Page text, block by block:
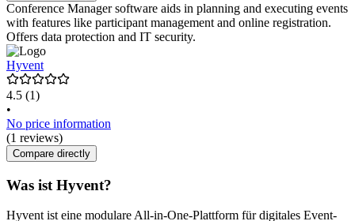
Conference Manager software aids in planning and executing events
with features like participant management and online registration.
Offers data protection and IT security.
Hyvent
4.5 (1)
•
No price information
(1 reviews)
Compare directly
Was ist Hyvent?
Hyvent ist eine modulare All-in-One-Plattform für digitales Event-